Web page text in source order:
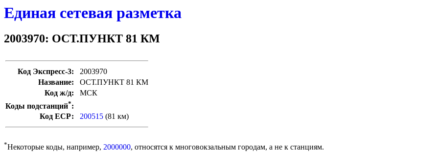
Единая сетевая разметка
2003970: ОСТ.ПУНКТ 81 КМ
Код Экспресс-3:
2003970
Название:
ОСТ.ПУНКТ 81 КМ
Код ж/д:
МСК
Коды подстанций*:
Код ЕСР:
200515 (81 км)
*Некоторые коды, например, 2000000, относятся к многовокзальным городам, а не к станциям.